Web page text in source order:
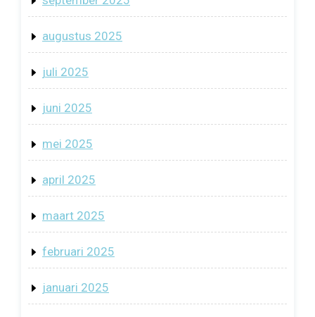
augustus 2025
juli 2025
juni 2025
mei 2025
april 2025
maart 2025
februari 2025
januari 2025